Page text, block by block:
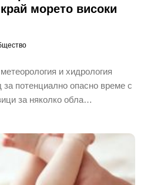
морето високи
и хидрология
потенциално опасно време с
за няколко обла…